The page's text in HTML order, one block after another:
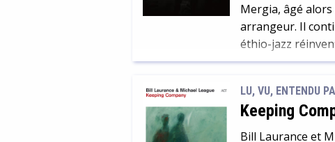
Mergia, âgé
arrangeur. Il
éthio-jazz
LU, VU, ENTENDU
Keeping
Bill Laurance et